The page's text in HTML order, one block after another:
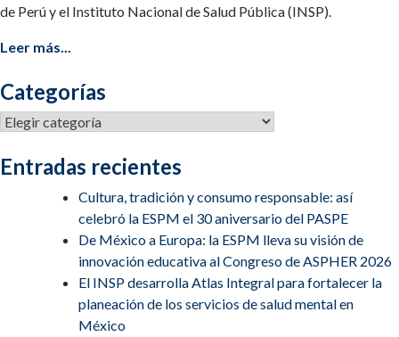
de Perú y el Instituto Nacional de Salud Pública (INSP).
Leer más...
Categorías
Categorías
Entradas recientes
Cultura, tradición y consumo responsable: así
celebró la ESPM el 30 aniversario del PASPE
De México a Europa: la ESPM lleva su visión de
innovación educativa al Congreso de ASPHER 2026
El INSP desarrolla Atlas Integral para fortalecer la
planeación de los servicios de salud mental en
México